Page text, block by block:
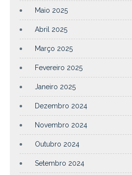
Maio 2025
Abril 2025
Março 2025
Fevereiro 2025
Janeiro 2025
Dezembro 2024
Novembro 2024
Outubro 2024
Setembro 2024